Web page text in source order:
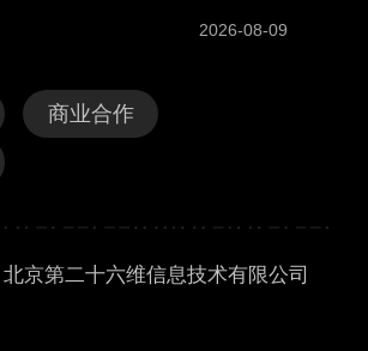
2026-08-09
商业合作
京第二十六维信息技术有限公司